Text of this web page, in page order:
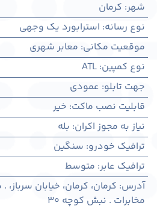
شهر: كرمان
نوع رسانه: استرابورد یک وجهی
موقعیت مکانی: معابر شهری
نوع کمپین:
ATL
جهت تابلو: عمودی
قابلیت نصب ماکت: خیر
نیاز به مجوز اکران: بله
ترافیک خودرو: سنگین
ترافیک عابر: متوسط
آدرس: کرمان، كرمان، خیابان
مخابرات . نبش کوچه 30